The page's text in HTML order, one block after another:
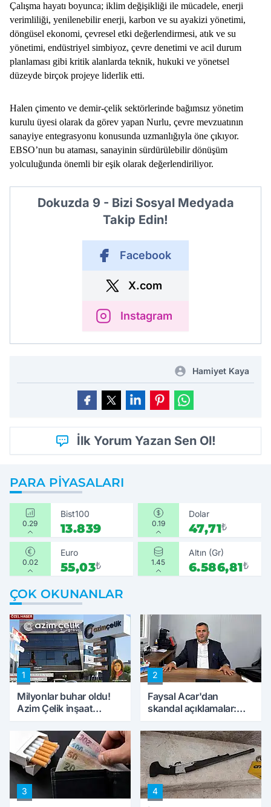
Çalışma hayatı boyunca; iklim değişikliği ile mücadele, enerji
verimliliği, yenilenebilir enerji, karbon ve su ayakizi yönetimi,
döngüsel ekonomi, çevresel etki değerlendirmesi, atık ve su
yönetimi, endüstriyel simbiyoz, çevre denetimi ve acil durum
planlaması gibi kritik alanlarda teknik, hukuki ve yönetsel
düzeyde birçok projeye liderlik etti.
Halen çimento ve demir-çelik sektörlerinde bağımsız yönetim
kurulu üyesi olarak da görev yapan Nurlu, çevre mevzuatının
sanayiye entegrasyonu konusunda uzmanlığıyla öne çıkıyor.
EBSO’nun bu ataması, sanayinin sürdürülebilir dönüşüm
yolculuğunda önemli bir eşik olarak değerlendiriliyor.
Dokuzda 9 - Bizi Sosyal Medyada
Takip Edin!
Facebook
X.com
Instagram
Hamiyet Kaya
İlk Yorum Yazan Sen Ol!
PARA PIYASALARI
0.29
Bist100
13.839 0.19
Dolar
47,71₺
0.02
Euro
55,03₺ 1.45
Altın (Gr)
6.586,81₺
ÇOK OKUNANLAR
1
Milyonlar buhar oldu!
Azim Çelik inşaat
konuştu
2
Faysal Acar'dan
skandal açıklamalar:
peynircilerimizi de
kıskaca aldı, müdahale
ettik'
3 4